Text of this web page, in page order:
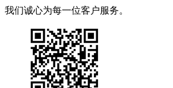
我们诚心为每一位客户服务。